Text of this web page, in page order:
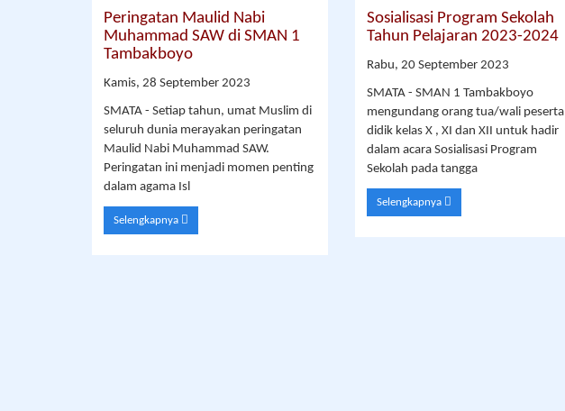
Peringatan Maulid Nabi
Muhammad SAW di SMAN 1
Tambakboyo
Kamis, 28 September 2023
SMATA - Setiap tahun, umat Muslim di
seluruh dunia merayakan peringatan
Maulid Nabi Muhammad SAW.
Peringatan ini menjadi momen penting
dalam agama Isl
Selengkapnya
Sosialisasi Program Sekolah
Tahun Pelajaran 2023-2024
Rabu, 20 September 2023
SMATA - SMAN 1 Tambakboyo
mengundang orang tua/wali peserta
didik kelas X , XI dan XII untuk hadir
dalam acara Sosialisasi Program
Sekolah pada tangga
Selengkapnya